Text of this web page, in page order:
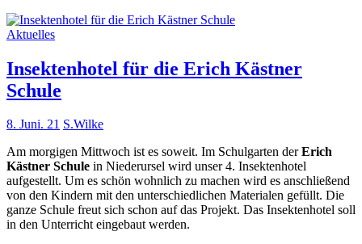
Aktuelles
Insektenhotel für die Erich Kästner
Schule
8. Juni. 21 S.Wilke
Am morgigen Mittwoch ist es soweit. Im Schulgarten derErich
Kästner Schule in Niederursel wird unser 4. Insektenhotel
aufgestellt. Um es schön wohnlich zu machen wird es anschließend
von den Kindern mit den unterschiedlichen Materialen gefüllt. Die
ganze Schule freut sich schon auf das Projekt. Das Insektenhotel soll
in den Unterricht eingebaut werden.